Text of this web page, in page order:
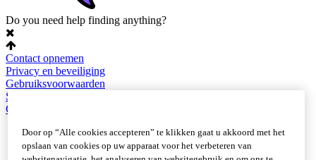
Do you need help finding anything?
Contact opnemen
Privacy en beveiliging
Gebruiksvoorwaarden
Sitemap
Cookie-instellingen
Door op “Alle cookies accepteren” te klikken gaat u akkoord met het
opslaan van cookies op uw apparaat voor het verbeteren van